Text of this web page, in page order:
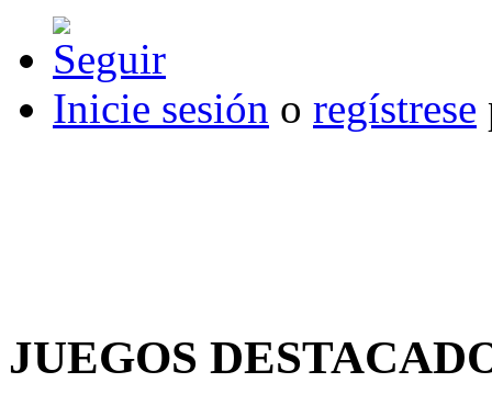
Inicie sesión o regístrese
JUEGOS